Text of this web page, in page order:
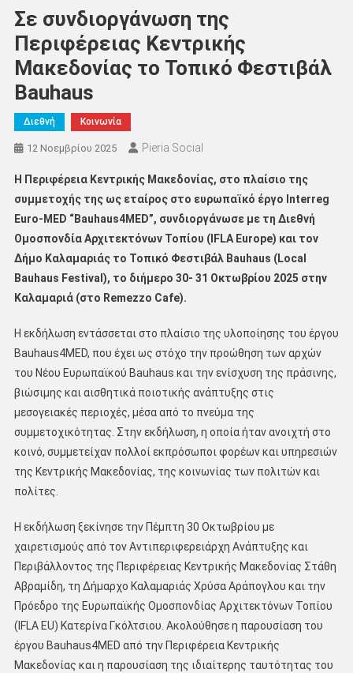
Σε συνδιοργάνωση της
Περιφέρειας Κεντρικής
Μακεδονίας το Τοπικό Φεστιβάλ
Bauhaus
Διεθνή Κοινωνία
12 Νοεμβρίου 2025 Pieria Social
Η Περιφέρεια Κεντρικής Μακεδονίας, στο πλαίσιο της
συμμετοχής της ως εταίρος στο ευρωπαϊκό έργο Interreg
Euro-MED “Bauhaus4MED”, συνδιοργάνωσε με τη Διεθνή
Ομοσπονδία Αρχιτεκτόνων Τοπίου (IFLA Europe) και τον
Δήμο Καλαμαριάς το Τοπικό Φεστιβάλ Bauhaus (Local
Bauhaus Festival), το διήμερο 30- 31 Οκτωβρίου 2025 στην
Καλαμαριά (στο Remezzo Cafe).
Η εκδήλωση εντάσσεται στο πλαίσιο της υλοποίησης του έργου
Bauhaus4MED, που έχει ως στόχο την προώθηση των αρχών
του Νέου Ευρωπαϊκού Bauhaus και την ενίσχυση της πράσινης,
βιώσιμης και αισθητικά ποιοτικής ανάπτυξης στις
μεσογειακές περιοχές, μέσα από το πνεύμα της
συμμετοχικότητας. Στην εκδήλωση, η οποία ήταν ανοιχτή στο
κοινό, συμμετείχαν πολλοί εκπρόσωποι φορέων και υπηρεσιών
της Κεντρικής Μακεδονίας, της κοινωνίας των πολιτών και
πολίτες.
Η εκδήλωση ξεκίνησε την Πέμπτη 30 Οκτωβρίου με
χαιρετισμούς από τον Αντιπεριφερειάρχη Ανάπτυξης και
Περιβάλλοντος της Περιφέρειας Κεντρικής Μακεδονίας Στάθη
Αβραμίδη, τη Δήμαρχο Καλαμαριάς Χρύσα Αράπογλου και την
Πρόεδρο της Ευρωπαϊκής Ομοσπονδίας Αρχιτεκτόνων Τοπίου
(IFLA EU) Κατερίνα Γκόλτσιου. Ακολούθησε η παρουσίαση του
έργου Bauhaus4MED από την Περιφέρεια Κεντρικής
Μακεδονίας και η παρουσίαση της ιδιαίτερης ταυτότητας του